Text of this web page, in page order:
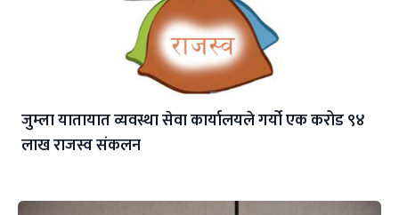
जुम्ला यातायात व्यवस्था सेवा कार्यालयले गर्यो एक करोड ९४
लाख राजस्व संकलन